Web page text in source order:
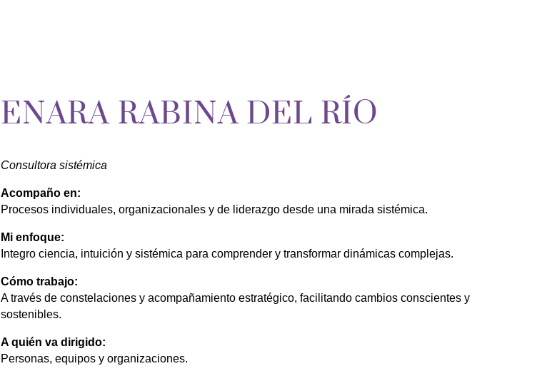
ENARA RABINA DEL RÍO
Consultora sistémica
Acompaño en:
Procesos individuales, organizacionales y de liderazgo desde una mirada sistémica.
Mi enfoque:
Integro ciencia, intuición y sistémica para comprender y transformar dinámicas complejas.
Cómo trabajo:
A través de constelaciones y acompañamiento estratégico, facilitando cambios conscientes y
sostenibles.
A quién va dirigido:
Personas, equipos y organizaciones.